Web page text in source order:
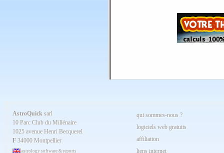
Spécial AQ 7.84 jan.2025
Septembre 2024
Avril 2024
Mars 2024
Février 2024
Janvier 2024
Décembre 2023
AstroQuick sarl
10 Parc Club du Millénaire
1025 avenue Henri Becquerel
F 34000 Montpellier
astrology software & reports
qui sommes-nous ?
logiciels web gratuits
affiliation
liens internet